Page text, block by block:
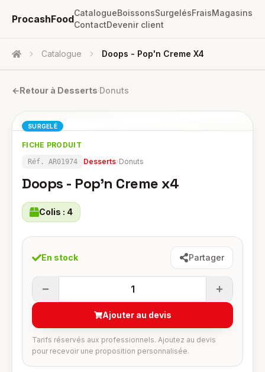
ProcashFood
CatalogueBoissonsSurgelésFraisMagasins
ContactDevenir client
Accueil Catalogue Doops - Pop'n Creme X4
←Retour à Desserts·Donuts
SURGELÉ
FICHE PRODUIT
Réf. AR01974 Desserts›Donuts
Doops - Pop'n Creme x4
Colis : 4
En stock Partager
1
Ajouter au devis
Tarifs réservés aux professionnels. Ajoutez au devis
pour recevoir une proposition personnalisée.